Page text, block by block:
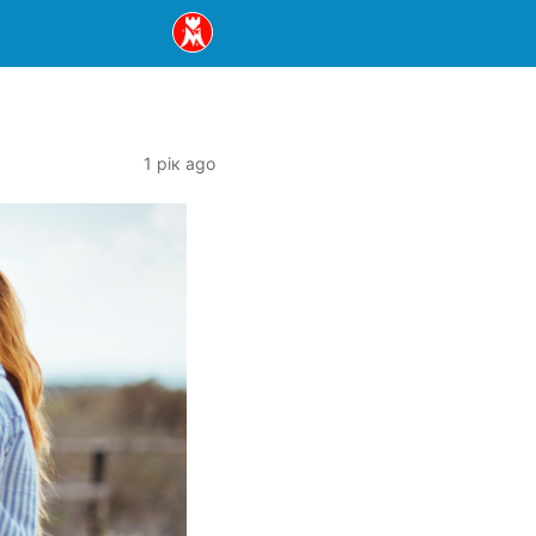
1 рік ago